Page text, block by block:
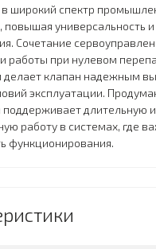
широкий спектр
универсальность и
Сочетание
работы при нулевом
делает клапан надежным
эксплуатации.
поддерживает длительную и
работу в системах, где
функционирования.